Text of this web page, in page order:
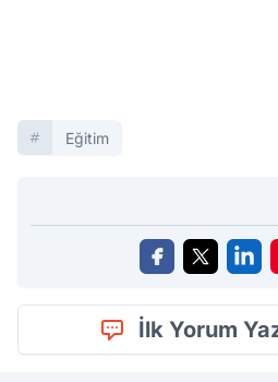
Eğitim
İlk Yorum